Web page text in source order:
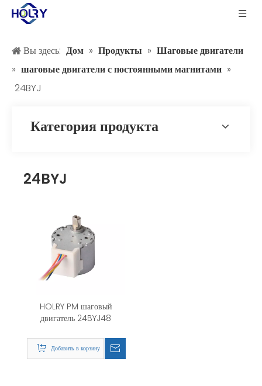
Вы здесь: Дом » Продукты » Шаговые двигатели
» шаговые двигатели с постоянными магнитами »
24BYJ
Категория продукта
24BYJ
HOLRY PM шаговый
двигатель 24BYJ48
Добавить в корзину